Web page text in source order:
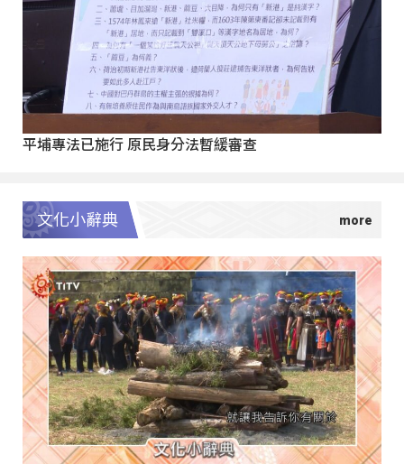
平埔專法已施行 原民身分法暫緩審查
文化小辭典